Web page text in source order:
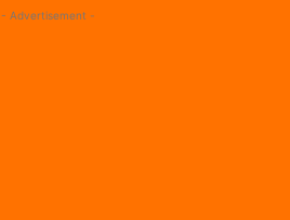
- Advertisement -